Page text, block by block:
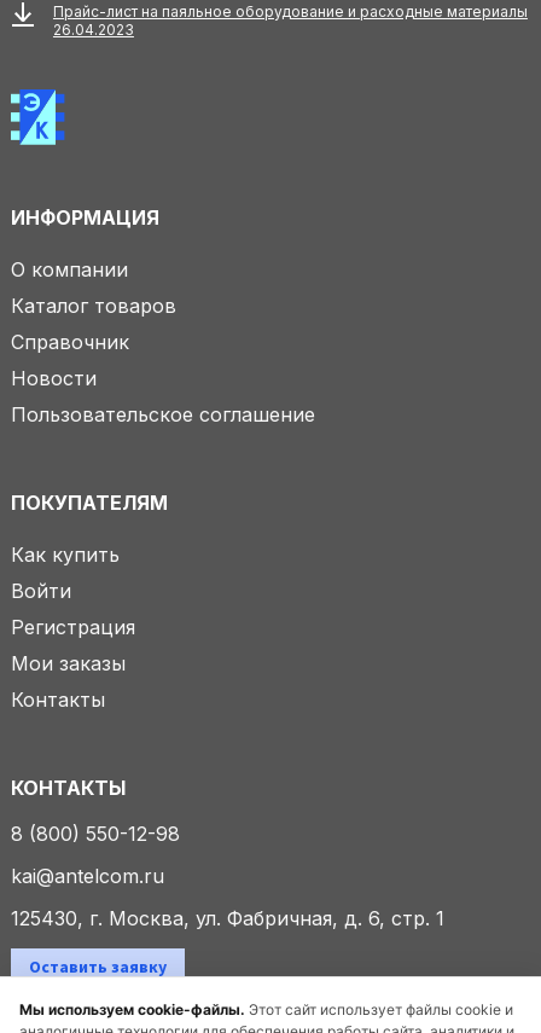
Мы используем cookie-файлы. Этот сайт использует файлы cookie и
Прайс-лист на паяльное оборудование и расходные материалы
26.04.2023
ИНФОРМАЦИЯ
О компании
Каталог товаров
Справочник
Новости
Пользовательское соглашение
ПОКУПАТЕЛЯМ
Как купить
Войти
Регистрация
Мои заказы
Контакты
КОНТАКТЫ
8 (800) 550-12-98
kai@antelcom.ru
125430, г. Москва, ул. Фабричная, д. 6, стр. 1
Оставить заявку